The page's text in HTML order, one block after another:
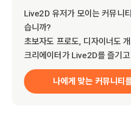
Live2D 유저가 모이는 커뮤니
습니까?
초보자도 프로도, 디자이너도
크리에이터가 Live2D를 즐기
나에게 맞는 커뮤니티